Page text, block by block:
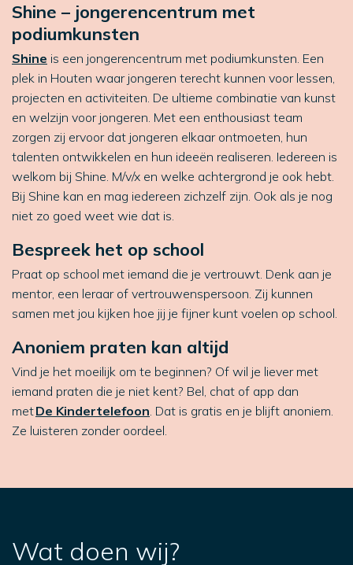
Shine – jongerencentrum met
podiumkunsten
Shine is een jongerencentrum met podiumkunsten. Een
plek in Houten waar jongeren terecht kunnen voor lessen,
projecten en activiteiten. De ultieme combinatie van kunst
en welzijn voor jongeren. Met een enthousiast team
zorgen zij ervoor dat jongeren elkaar ontmoeten, hun
talenten ontwikkelen en hun ideeën realiseren. Iedereen is
welkom bij Shine. M/v/x en welke achtergrond je ook hebt.
Bij Shine kan en mag iedereen zichzelf zijn. Ook als je nog
niet zo goed weet wie dat is.
Bespreek het op school
Praat op school met iemand die je vertrouwt. Denk aan je
mentor, een leraar of vertrouwenspersoon. Zij kunnen
samen met jou kijken hoe jij je fijner kunt voelen op school.
Anoniem praten kan altijd
Vind je het moeilijk om te beginnen? Of wil je liever met
iemand praten die je niet kent? Bel, chat of app dan
metDe Kindertelefoon. Dat is gratis en je blijft anoniem.
Ze luisteren zonder oordeel.
Wat doen wij?